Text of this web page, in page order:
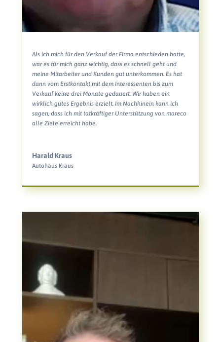
Als ich mich für den Verkauf der Firma entschieden hatte,
war es für mich ganz wichtig, dass es schnell geht und
meine Mitarbeiter und Kunden gut unterkommen. Es hat
dann vom Erstkontakt mit dem Interessenten bis zum
Verkauf keine drei Monate gedauert. Wir haben ein
wirklich gutes Ergebnis erzielt. Im Nachhinein kann ich
sagen, dass ich mit tatkräftiger Unterstützung von mareco
alle Ziele erreicht habe.
Harald Kraus
Autohaus Kraus